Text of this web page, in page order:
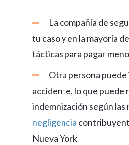
La compañía de
tu caso y en la mayoría
tácticas para pagar
Otra persona
accidente, lo que puede
indemnización según las
negligencia
Nueva York